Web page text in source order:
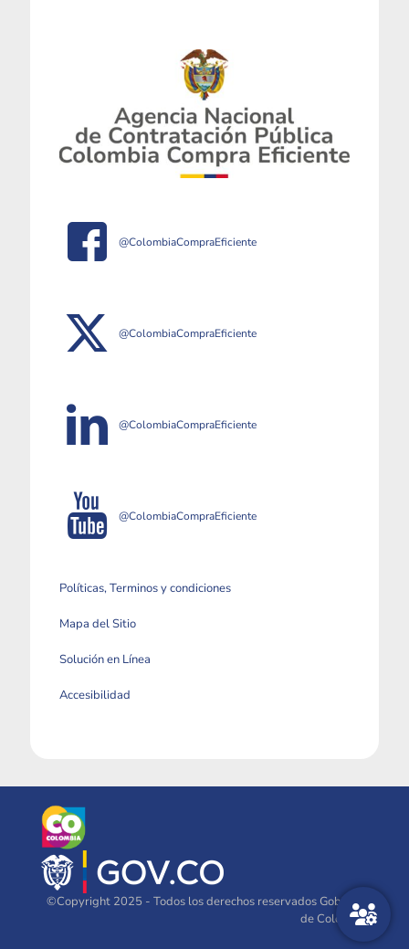
@ColombiaCompraEficiente
@ColombiaCompraEficiente
@ColombiaCompraEficiente
@ColombiaCompraEficiente
Políticas, Terminos y condiciones
Mapa del Sitio
Solución en Línea
Accesibilidad
©Copyright 2025 - Todos los derechos reservados Gobierno
de Colombia